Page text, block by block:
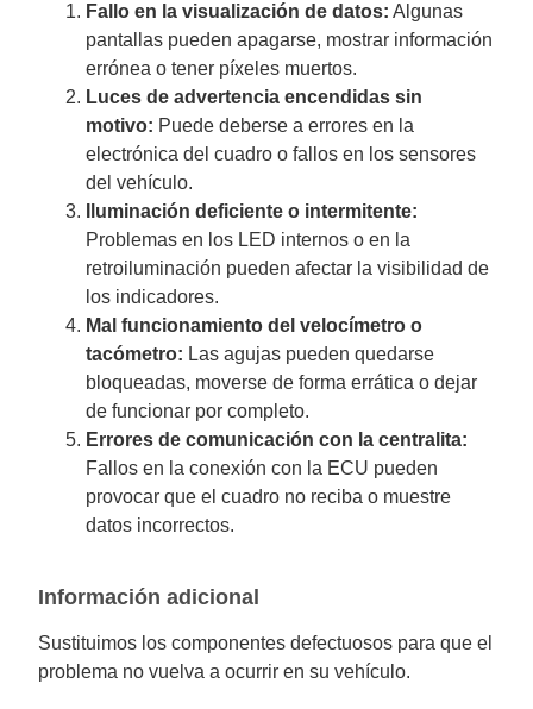
Fallo en la visualización de datos: Algunas
pantallas pueden apagarse, mostrar información
errónea o tener píxeles muertos.
Luces de advertencia encendidas sin
motivo: Puede deberse a errores en la
electrónica del cuadro o fallos en los sensores
del vehículo.
Iluminación deficiente o intermitente:
Problemas en los LED internos o en la
retroiluminación pueden afectar la visibilidad de
los indicadores.
Mal funcionamiento del velocímetro o
tacómetro: Las agujas pueden quedarse
bloqueadas, moverse de forma errática o dejar
de funcionar por completo.
Errores de comunicación con la centralita:
Fallos en la conexión con la ECU pueden
provocar que el cuadro no reciba o muestre
datos incorrectos.
Información adicional
Sustituimos los componentes defectuosos para que el
problema no vuelva a ocurrir en su vehículo.